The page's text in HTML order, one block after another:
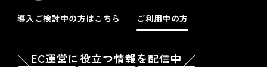
導入ご検討中の方はこちら ご利用中の方
EC運営に役立つ情報を配信中